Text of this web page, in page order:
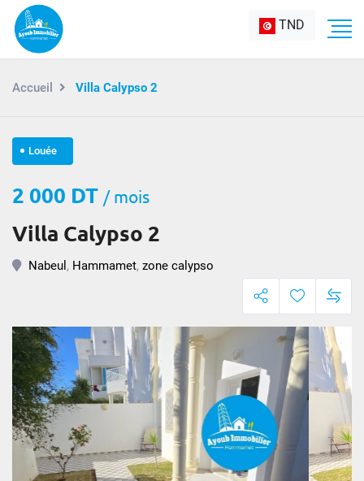
TND
Accueil Villa Calypso 2
Louée
2 000 DT / mois
Villa Calypso 2
Nabeul , Hammamet, zone calypso